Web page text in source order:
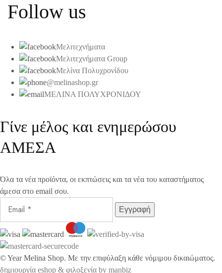
Follow us
Μελιτεχνήματα
Μελιτεχνήματα Group
Μελίνα Πολυχρονίδου
@melinashop.gr
ΜΕΛΙΝΑ ΠΟΛΥΧΡΟΝΙΔΟΥ
Γίνε μέλος και ενημερώσου
ΑΜΕΣΑ
Όλα τα νέα προϊόντα, οι εκπτώσεις και τα νέα του καταστήματος
άμεσα στο email σου.
©YearMelina Shop. Με την επιφύλαξη κάθε νόμιμου δικαιώματος.
δημιουργία eshop & φιλοξενία by manbiz